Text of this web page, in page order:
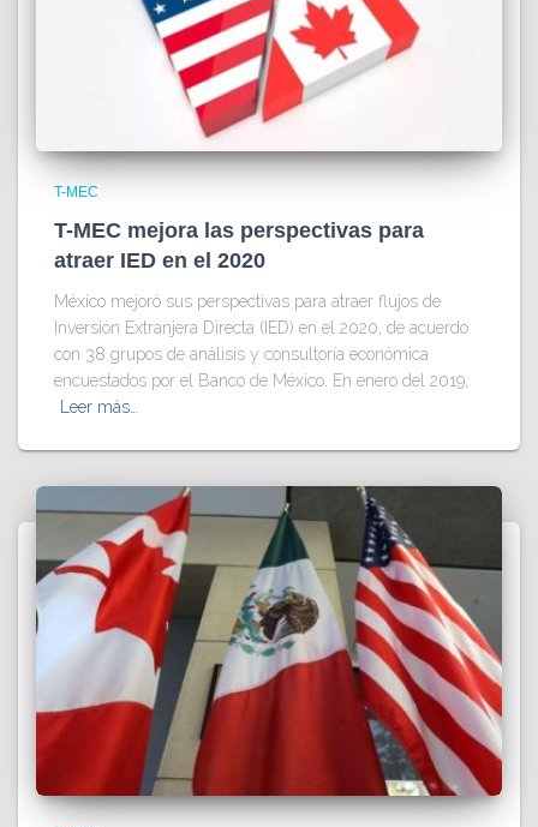
T-MEC
T-MEC mejora las perspectivas para
atraer IED en el 2020
México mejoró sus perspectivas para atraer flujos de
Inversión Extranjera Directa (IED) en el 2020, de acuerdo
con 38 grupos de análisis y consultoría económica
encuestados por el Banco de México. En enero del 2019,
Leer más…